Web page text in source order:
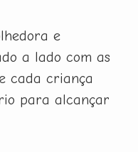
e
a lado com as
cada criança
para alcançar